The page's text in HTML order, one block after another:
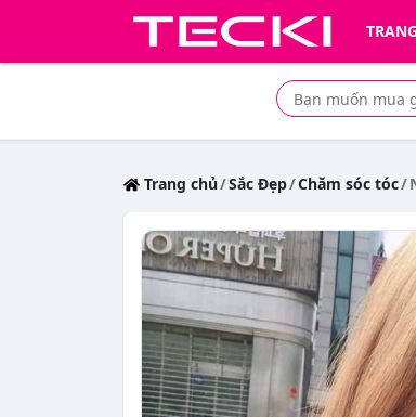
Tìm mua sản phẩm giá rẻ nhất
Trang chủ Sắc Đẹp Chăm sóc tóc